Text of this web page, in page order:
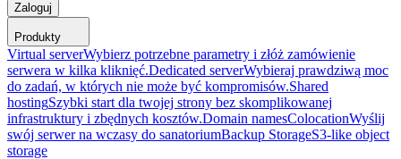
Zaloguj
Produkty
Virtual serverWybierz potrzebne parametry i złóż zamówienie
serwera w kilka kliknięć.Dedicated serverWybieraj prawdziwą moc
do zadań, w których nie może być kompromisów.Shared
hostingSzybki start dla twojej strony bez skomplikowanej
infrastruktury i zbędnych kosztów.Domain namesColocationWyślij
swój serwer na wczasy do sanatoriumBackup StorageS3-like object
storage